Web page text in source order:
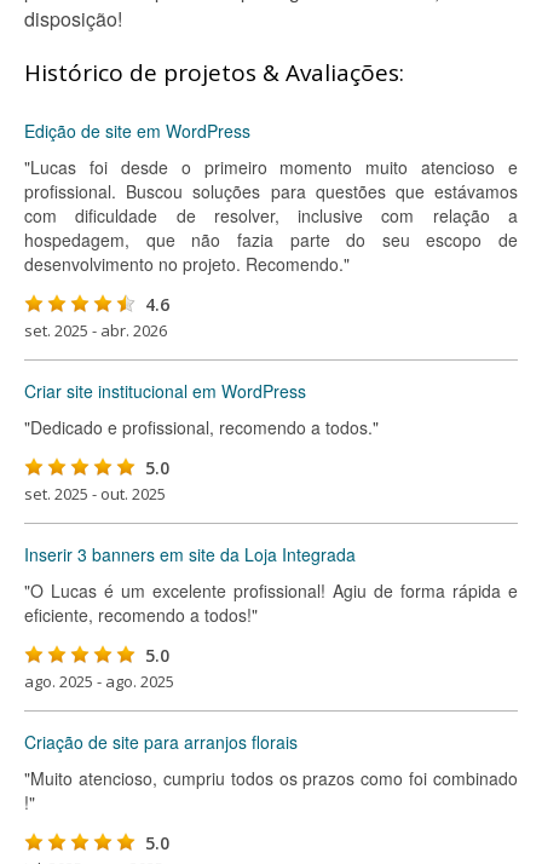
disposição!
Histórico de projetos & Avaliações:
Edição de site em WordPress
"Lucas foi desde o primeiro momento muito atencioso e
profissional. Buscou soluções para questões que estávamos
com dificuldade de resolver, inclusive com relação a
hospedagem, que não fazia parte do seu escopo de
desenvolvimento no projeto. Recomendo."
4.6
set. 2025 - abr. 2026
Criar site institucional em WordPress
"Dedicado e profissional, recomendo a todos."
5.0
set. 2025 - out. 2025
Inserir 3 banners em site da Loja Integrada
"O Lucas é um excelente profissional! Agiu de forma rápida e
eficiente, recomendo a todos!"
5.0
ago. 2025 - ago. 2025
Criação de site para arranjos florais
"Muito atencioso, cumpriu todos os prazos como foi combinado
!"
5.0